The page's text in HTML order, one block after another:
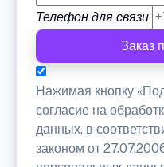
Телефон для связи
Заказ
Нажимая кнопку
согласие на
данных, в
законом от